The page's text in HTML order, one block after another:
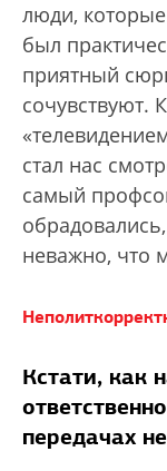
люди,
был
приятный
сочувствуют.
стал нас
самый
неважно, что
Кстати, как
передачах